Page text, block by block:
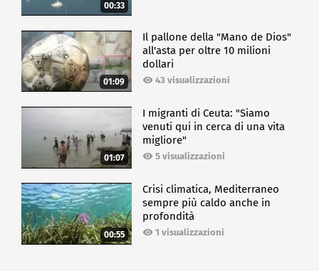
00:33
01:09
Il pallone della "Mano de Dios"
all'asta per oltre 10 milioni
dollari
43 visualizzazioni
01:07
I migranti di Ceuta: "Siamo
venuti qui in cerca di una vita
migliore"
5 visualizzazioni
00:55
Crisi climatica, Mediterraneo
sempre più caldo anche in
profondità
1 visualizzazioni